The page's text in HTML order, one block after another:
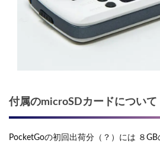
付属のmicroSDカードについて
PocketGoの初回出荷分（？）には ８